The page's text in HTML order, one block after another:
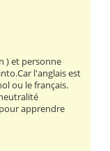
) et personne
l'anglais est
ou le français.
apprendre